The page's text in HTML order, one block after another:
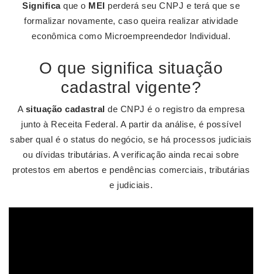
Significaque o MEI perderá seu CNPJ e terá que se
formalizar novamente, caso queira realizar atividade
econômica como Microempreendedor Individual.
O que significa situação
cadastral vigente?
A situação cadastral de CNPJ é o registro da empresa
junto à Receita Federal. A partir da análise, é possível
saber qual é o status do negócio, se há processos judiciais
ou dívidas tributárias. A verificação ainda recai sobre
protestos em abertos e pendências comerciais, tributárias
e judiciais.